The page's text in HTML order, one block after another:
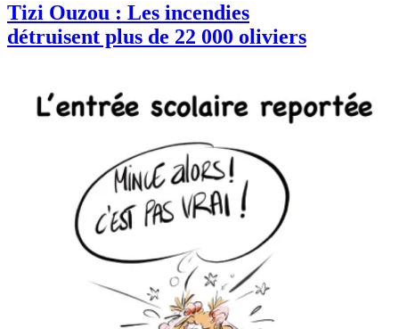
Tizi Ouzou : Les incendies
détruisent plus de 22 000 oliviers